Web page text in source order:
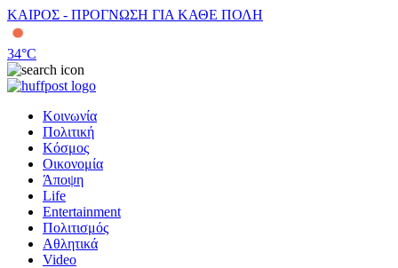
ΚΑΙΡΟΣ - ΠΡΟΓΝΩΣΗ ΓΙΑ ΚΑΘΕ ΠΟΛΗ
34°C
Κοινωνία
Πολιτική
Κόσμος
Οικονομία
Άποψη
Life
Entertainment
Πολιτισμός
Αθλητικά
Video